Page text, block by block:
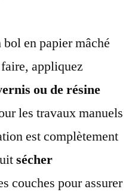
en papier mâché
appliquez
ou de résine
les travaux manuels
est complètement
sécher
couches pour assurer